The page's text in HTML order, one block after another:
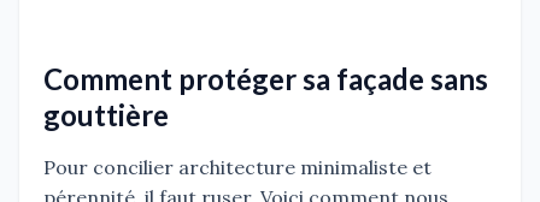
Comment protéger sa façade sans
gouttière
Pour concilier architecture minimaliste et